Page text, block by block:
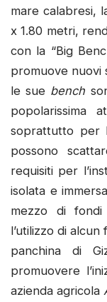
mare calabresi,
x 1.80 metri,
con la “Big
promuove nuovi
le sue bench
popolarissima
soprattutto per
possono
requisiti per
isolata e
mezzo di fondi
l’utilizzo di
panchina di
promuovere
azienda agricola